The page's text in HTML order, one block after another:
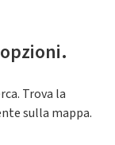
Trova la
sulla mappa.